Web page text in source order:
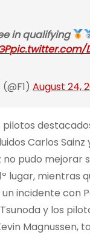
in qualifying
pic.twitter.com/
August 24,
pilotos
Carlos Sainz
no pudo mejorar
lugar, mientras
incidente con
Tsunoda y los
Magnussen,